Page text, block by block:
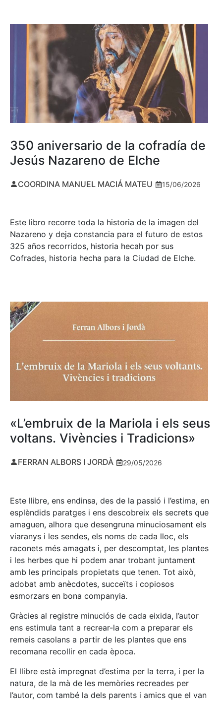
350 aniversario de la cofradía de
Jesús Nazareno de Elche
COORDINA MANUEL MACIÁ MATEU 15/06/2026
Este libro recorre toda la historia de la imagen del
Nazareno y deja constancia para el futuro de estos
325 años recorridos, historia hecah por sus
Cofrades, historia hecha para la Ciudad de Elche.
«L’embruix de la Mariola i els seus
voltans. Vivències i Tradicions»
FERRAN ALBORS I JORDÀ 29/05/2026
Este llibre, ens endinsa, des de la passió i l’estima, en
esplèndids paratges i ens descobreix els secrets que
amaguen, alhora que desengruna minuciosament els
viaranys i les sendes, els noms de cada lloc, els
raconets més amagats i, per descomptat, les plantes
i les herbes que hi podem anar trobant juntament
amb les principals propietats que tenen. Tot això,
adobat amb anècdotes, succeïts i copiosos
esmorzars en bona companyia.
Gràcies al registre minuciós de cada eixida, l’autor
ens estimula tant a recrear-la com a preparar els
remeis casolans a partir de les plantes que ens
recomana recollir en cada època.
El llibre està impregnat d’estima per la terra, i per la
natura, de la mà de les memòries recreades per
l’autor, com també la dels parents i amics que el van